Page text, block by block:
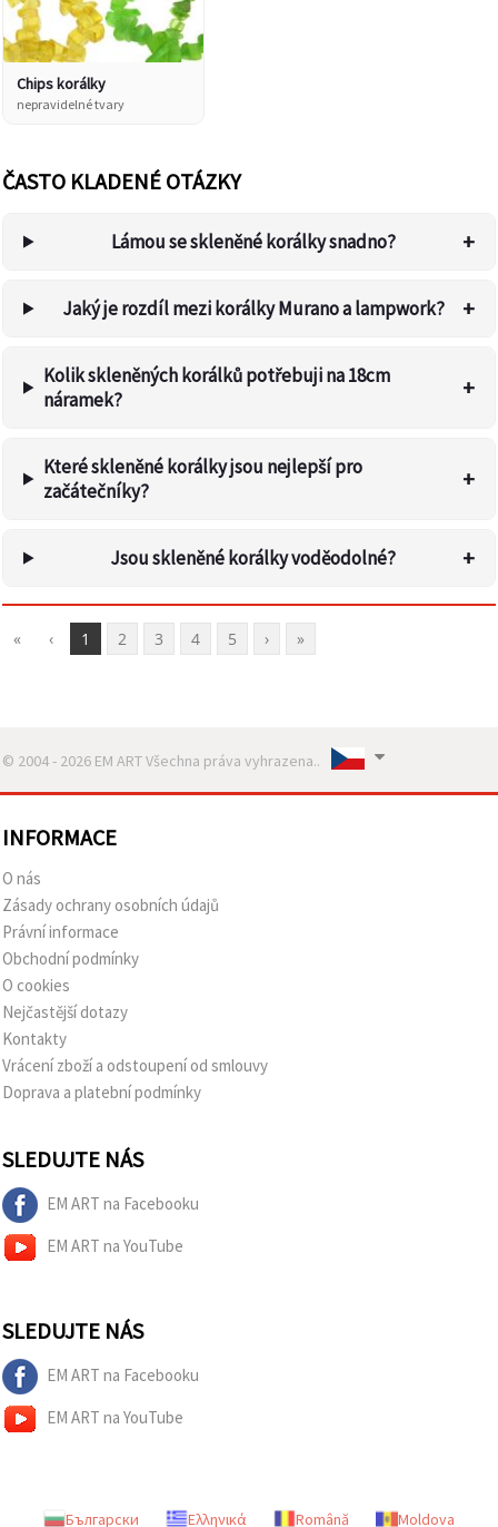
Chips korálky
nepravidelné tvary
ČASTO KLADENÉ OTÁZKY
Lámou se skleněné korálky snadno? +
Jaký je rozdíl mezi korálky Murano a lampwork? +
Kolik skleněných korálků potřebuji na 18cm
náramek?
+
Které skleněné korálky jsou nejlepší pro
začátečníky?
+
Jsou skleněné korálky voděodolné? +
« ‹ 1 2 3 4 5 › »
© 2004 - 2026 EM ART Všechna práva vyhrazena..
INFORMACE
O nás
Zásady ochrany osobních údajů
Právní informace
Obchodní podmínky
O cookies
Nejčastější dotazy
Kontakty
Vrácení zboží a odstoupení od smlouvy
Doprava a platební podmínky
SLEDUJTE NÁS
EM ART na Facebooku
EM ART na YouTube
SLEDUJTE NÁS
EM ART na Facebooku
EM ART na YouTube
Български Ελληνικά Română Moldova